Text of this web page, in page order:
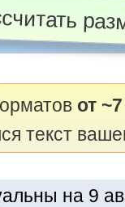
от
текст
на 9